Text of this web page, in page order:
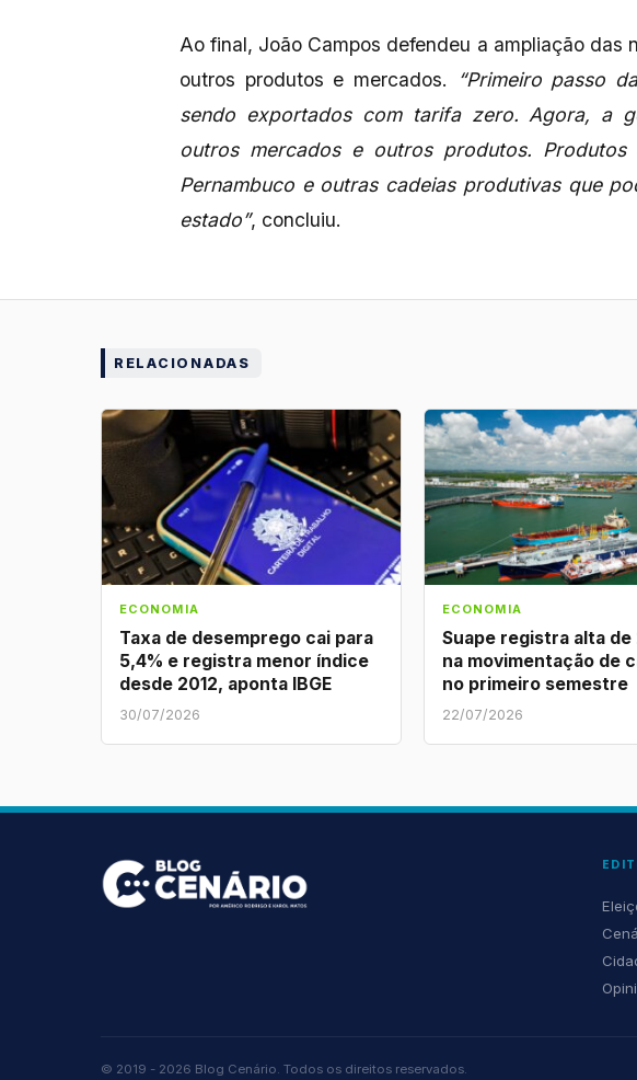
Ao final, João Campos defendeu a ampliação das
outros produtos e mercados. “Primeiro passo
sendo exportados com tarifa zero. Agora, a
outros mercados e outros produtos.
Pernambuco e outras cadeias produtivas que
estado”, concluiu.
RELACIONADAS
ECONOMIA
Taxa de desemprego cai para
5,4% e registra menor índice
desde 2012, aponta IBGE
30/07/2026
ECONOMIA
Suape registra alta de
na movimentação de
no primeiro semestre
22/07/2026
© 2019 - 2026 Blog Cenário. Todos os direitos reservados.